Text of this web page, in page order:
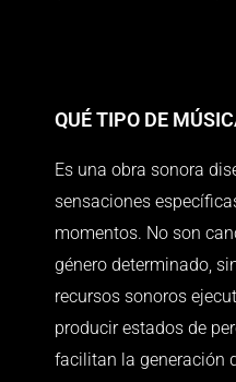
QUÉ TIPO DE
Es una obra sonora
sensaciones
momentos. No son
género determinado,
recursos sonoros
producir estados de
facilitan la generación